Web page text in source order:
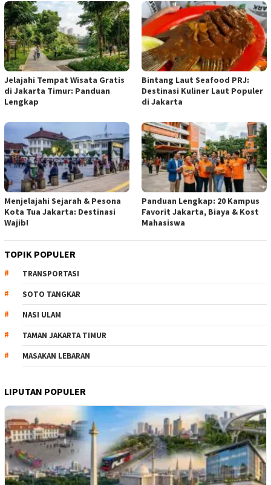
Jelajahi Tempat Wisata Gratis
di Jakarta Timur: Panduan
Lengkap
Bintang Laut Seafood PRJ:
Destinasi Kuliner Laut Populer
di Jakarta
Menjelajahi Sejarah & Pesona
Kota Tua Jakarta: Destinasi
Wajib!
Panduan Lengkap: 20 Kampus
Favorit Jakarta, Biaya & Kost
Mahasiswa
TOPIK POPULER
TRANSPORTASI
SOTO TANGKAR
NASI ULAM
TAMAN JAKARTA TIMUR
MASAKAN LEBARAN
LIPUTAN POPULER